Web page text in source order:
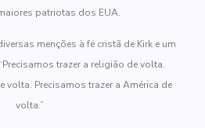
patriotas dos EUA.
menções à fé cristã de Kirk e um
trazer a religião de volta.
volta. Precisamos trazer a América de
volta.”